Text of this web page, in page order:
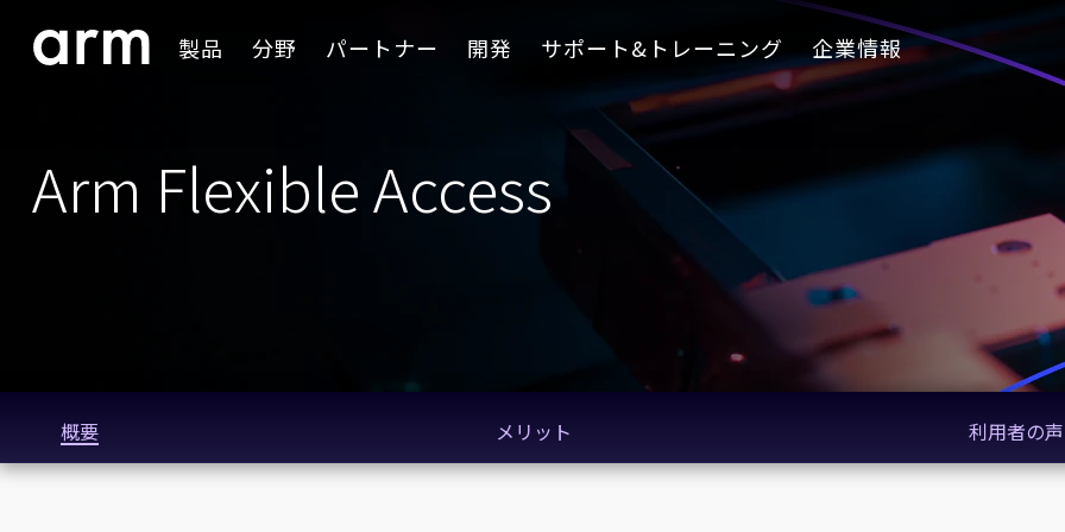
Skip to Footer 製品 分野 パートナー 開発 サポート&トレーニング 企業情報
Arm Flexible Access
概要 メリット 利用者の声